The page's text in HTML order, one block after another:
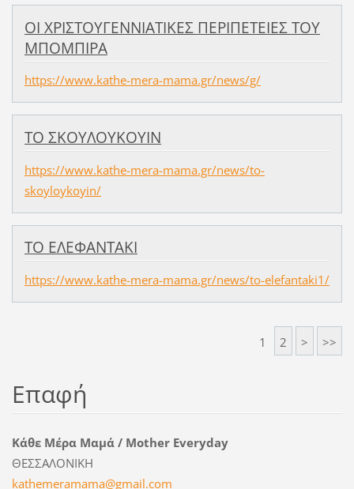
ΟΙ ΧΡΙΣΤΟΥΓΕΝΝΙΑΤΙΚΕΣ ΠΕΡΙΠΕΤΕΙΕΣ ΤΟΥ
ΜΠΟΜΠΙΡΑ
https://www.kathe-mera-mama.gr/news/g/
ΤΟ ΣΚΟΥΛΟΥΚΟΥΙΝ
https://www.kathe-mera-mama.gr/news/to-
skoyloykoyin/
ΤΟ ΕΛΕΦΑΝΤΑΚΙ
https://www.kathe-mera-mama.gr/news/to-elefantaki1/
1 2 > >>
Επαφή
Κάθε Μέρα Μαμά / Mother Everyday
ΘΕΣΣΑΛΟΝΙΚΗ
kathemeramama@gmail.com